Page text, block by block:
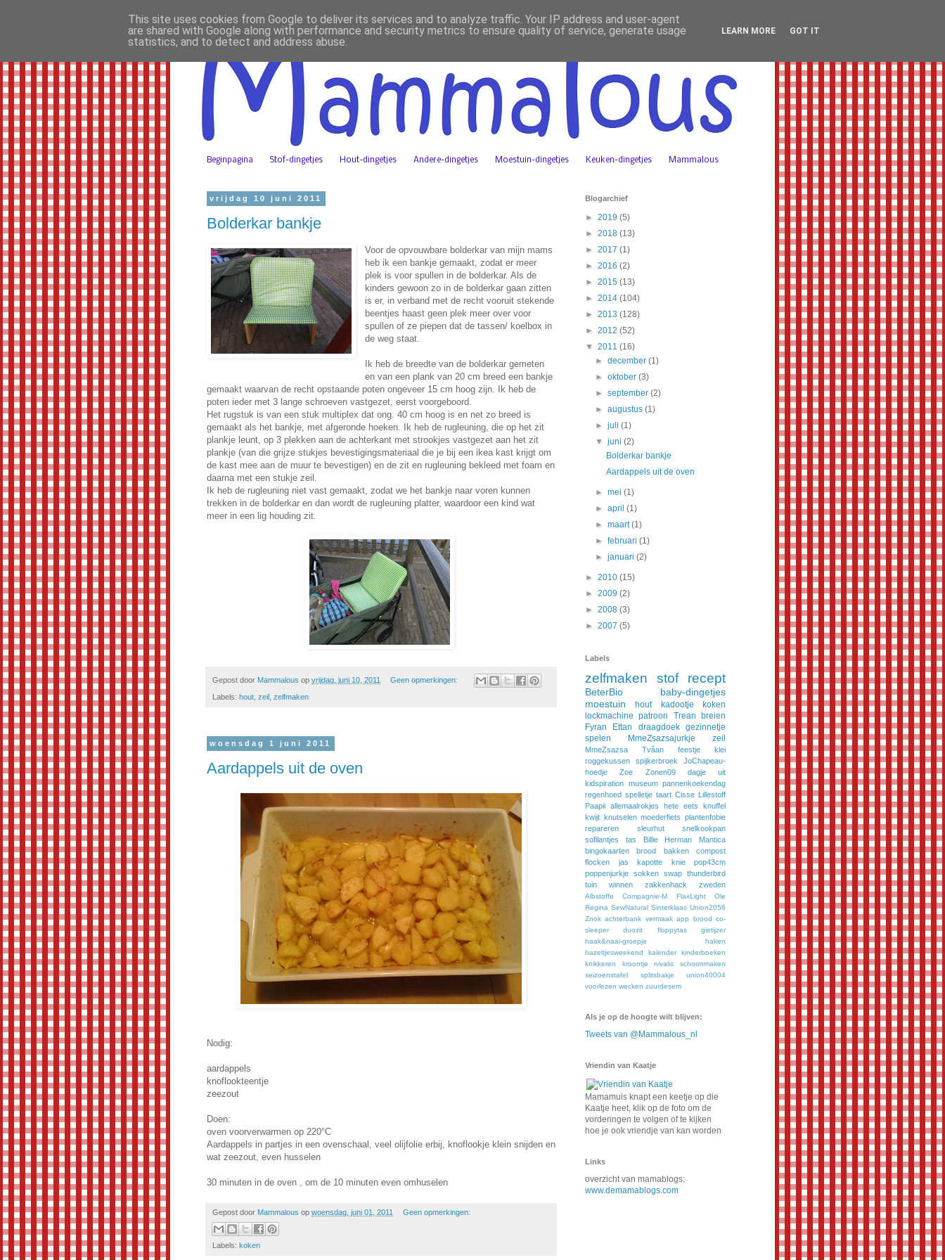
Beginpagina Stof-dingetjes Hout-dingetjes Andere-dingetjes Moestuin-dingetjes Keuken-dingetjes Mammalous
vrijdag 10 juni 2011
Bolderkar bankje
Voor de opvouwbare bolderkar van mijn mams
heb ik een bankje gemaakt, zodat er meer
plek is voor spullen in de bolderkar. Als de
kinders gewoon zo in de bolderkar gaan zitten
is er, in verband met de recht vooruit stekende
beentjes haast geen plek meer over voor
spullen of ze piepen dat de tassen/ koelbox in
de weg staat.
Ik heb de breedte van de bolderkar gemeten
en van een plank van 20 cm breed een bankje
gemaakt waarvan de recht opstaande poten ongeveer 15 cm hoog zijn. Ik heb de
poten ieder met 3 lange schroeven vastgezet, eerst voorgeboord.
Het rugstuk is van een stuk multiplex dat ong. 40 cm hoog is en net zo breed is
gemaakt als het bankje, met afgeronde hoeken. Ik heb de rugleuning, die op het zit
plankje leunt, op 3 plekken aan de achterkant met strookjes vastgezet aan het zit
plankje (van die grijze stukjes bevestigingsmateriaal die je bij een ikea kast krijgt om
de kast mee aan de muur te bevestigen) en de zit en rugleuning bekleed met foam en
daarna met een stukje zeil.
Ik heb de rugleuning niet vast gemaakt, zodat we het bankje naar voren kunnen
trekken in de bolderkar en dan wordt de rugleuning platter, waardoor een kind wat
meer in een lig houding zit.
Gepost door Mammalous op vrijdag, juni 10, 2011 Geen opmerkingen:
Labels: hout zeil zelfmaken
woensdag 1 juni 2011
Aardappels uit de oven
Nodig:
aardappels
knoflookteentje
zeezout
Doen:
oven voorverwarmen op 220°C
Aardappels in partjes in een ovenschaal, veel olijfolie erbij, knoflookje klein snijden en
wat zeezout, even husselen
30 minuten in de oven , om de 10 minuten even omhuselen
Gepost door Mammalous op woensdag, juni 01, 2011 Geen opmerkingen:
Labels: koken
Blogarchief
► 2019 (5)
► 2018 (13)
► 2017 (1)
► 2016 (2)
► 2015 (13)
► 2014 (104)
► 2013 (128)
► 2012 (52)
▼ 2011 (16)
►december(1)
►oktober(3)
►september(2)
►augustus(1)
►juli(1)
▼juni(2)
Bolderkar bankje
Aardappels uit de oven
►mei(1)
►april(1)
►maart(1)
►februari(1)
►januari(2)
► 2010 (15)
► 2009 (2)
► 2008 (3)
► 2007 (5)
Labels
zelfmaken stof recept
BeterBio
baby-dingetjes
moestuin
hout kadootje
koken
lockmachine patroon Trean
breien
Fyran
Ettan draagdoek gezinnetje
spelen
MmeZsazsajurkje zeil
MmeZsazsa Tvåan feestje
klei
roggekussen
spijkerbroek
JoChapeau-
hoedje
Zoe Zonen09
dagje uit
kidspiration museum pannenkoekendag
regenhoed spelletje taart Cisse Lillestoff
Paapii allemaalrokjes hete eets
knuffel
kwijt knutselen moederfiets plantenfobie
repareren
sleurhut
snelkookpan
sofilantjes
tas Billie Herman
Mantica
bingokaarten
brood bakken
compost
flocken
jas kapotte knie
pop43cm
poppenjurkje sokken swap thunderbird
tuin
winnen zakkenhack zweden
Albstoffe Compagnie-M FlaxLight
Ole
Regina SewNatural Sinterklaas Union2056
Znok achterbank vermaak app brood co-
sleeper
duozit floppytas
gietijzer
haak&naai-groepje
haken
hazeltjesweekend
kalender
kinderboeken
knikkeren
kroontje nivalis
schoonmaken
seizoenstafel
splitsbakje
union40004
voorlezen wecken zuurdesem
Als je op de hoogte wilt blijven:
Tweets van @Mammalous_nl
Vriendin van Kaatje
Mamamuis knapt een keetje op die
Kaatje heet, klik op de foto om de
vorderingen te volgen of te kijken
hoe je ook vriendje van kan worden
Links
overzicht van mamablogs:
www.demamablogs.com
This site uses cookies from Google to deliver its services and to analyze traffic. Your IP address and user-agent
are shared with Google along with performance and security metrics to ensure quality of service, generate usage
statistics, and to detect and address abuse.
LEARN MORE GOT IT